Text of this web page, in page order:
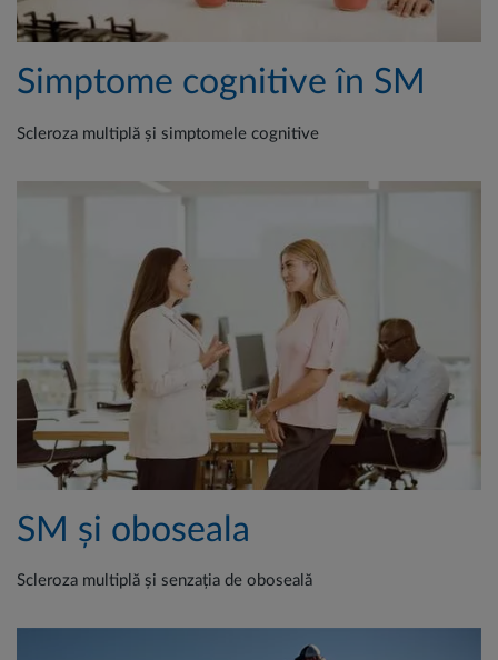
Simptome cognitive în SM
Scleroza multiplă și simptomele cognitive
SM și oboseala
Scleroza multiplă și senzația de oboseală